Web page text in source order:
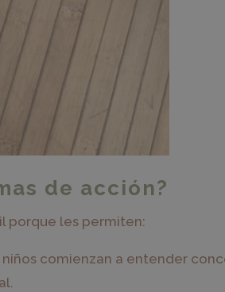
de acción?
porque les permiten:
comienzan a entender